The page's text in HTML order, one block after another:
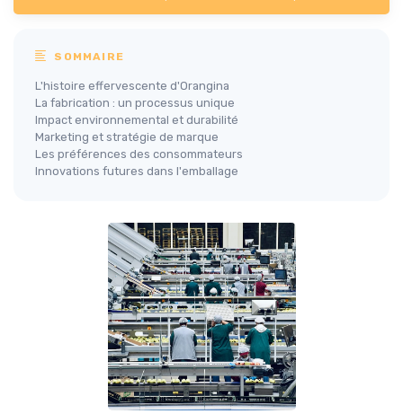
SOMMAIRE
L'histoire effervescente d'Orangina
La fabrication : un processus unique
Impact environnemental et durabilité
Marketing et stratégie de marque
Les préférences des consommateurs
Innovations futures dans l'emballage